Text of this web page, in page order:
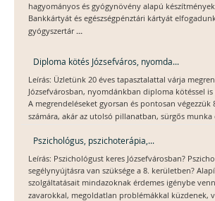
hagyományos és gyógynövény alapú
Bankkártyát és egészségpénztári kártyát
gyógyszertár ...
Diploma kötés Józsefváros, nyomda...
Leírás: Üzletünk 20 éves tapasztalattal várja
Józsefvárosban, nyomdánkban diploma kötéssel
A megrendeléseket gyorsan és pontosan
számára, akár az utolsó pillanatban, sürgős munka
Pszichológus, pszichoterápia,...
Leírás: Pszichológust keres Józsefvárosban?
segélynyújtásra van szüksége a 8. kerületben?
szolgáltatásait mindazoknak érdemes igénybe
zavarokkal, megoldatlan problémákkal küzdenek,